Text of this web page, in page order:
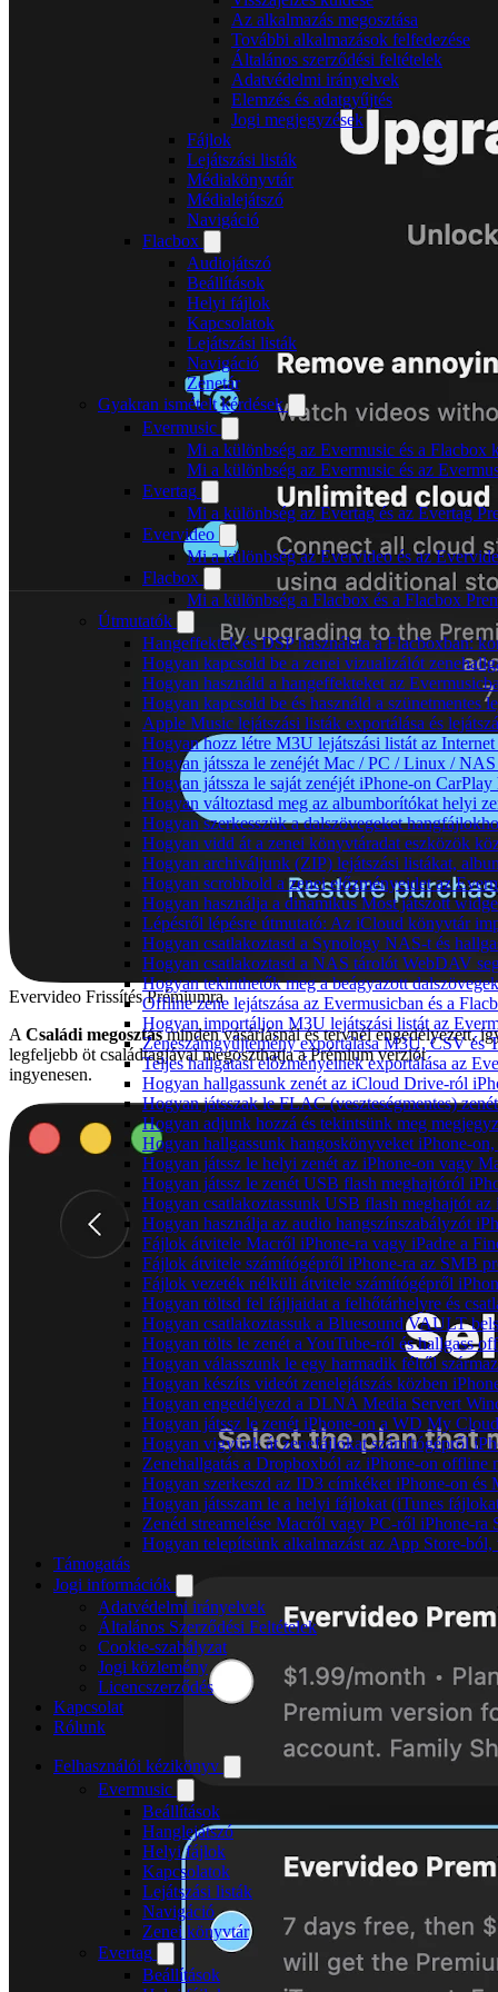
Az alkalmazás megosztása
További alkalmazások felfedezése
Általános szerződési feltételek
Adatvédelmi irányelvek
Elemzés és adatgyűjtés
Jogi megjegyzések
Fájlok
Lejátszási listák
Médiakönyvtár
Médialejátszó
Navigáció
Flacbox
Audiojátszó
Beállítások
Helyi fájlok
Kapcsolatok
Lejátszási listák
Navigáció
Zenetár
Gyakran ismételt kérdések
Evermusic
Mi a különbség az Evermusic és a Flacbox
Mi a különbség az Evermusic és az
Evertag
Mi a különbség az Evertag és az Evertag
Evervideo
Mi a különbség az Evervideo és az
Flacbox
Mi a különbség a Flacbox és a Flacbox
Útmutatók
Hangeffektek és DSP használata a Flacboxban:
Hogyan kapcsold be a zenei vizualizálót
Hogyan használd a hangeffekteket az
Hogyan kapcsold be és használd a szünetmentes
Apple Music lejátszási listák exportálása és
Hogyan hozz létre M3U lejátszási listát az
Hogyan játssza le zenéjét Mac / PC / Linux /
Hogyan játssza le saját zenéjét iPhone-on CarPlay
Hogyan változtasd meg az albumborítókat helyi
Hogyan szerkesszük a dalszövegeket
Hogyan vidd át a zenei könyvtáradat eszközök
Hogyan archiváljunk (ZIP) lejátszási listákat,
Hogyan scrobbold a zenei előzményeidet az
Hogyan használja a dinamikus Most játszott
Lépésről lépésre útmutató: Az iCloud könyvtár
Hogyan csatlakoztasd a Synology NAS-t és
Hogyan csatlakoztasd a NAS tárolót WebDAV
Hogyan tekinthetők meg a beágyazott
Offline zene lejátszása az Evermusicban és a
Hogyan importáljon M3U lejátszási listát az
Zeneszámgyűjtemény exportálása M3U, CSV és
Teljes hallgatási előzményeinek exportálása az
Hogyan hallgassunk zenét az iCloud Drive-ról
Hogyan játsszak le FLAC (veszteségmentes)
Hogyan adjunk hozzá és tekintsünk meg
Hogyan hallgassunk hangoskönyveket iPhone-
Hogyan játssz le helyi zenét az iPhone-on vagy
Hogyan játssz le zenét USB flash meghajtóról
Hogyan csatlakoztassunk USB flash meghajtót
Hogyan használja az audio hangszínszabályzót
Fájlok átvitele Macről iPhone-ra vagy iPadre a
Fájlok átvitele számítógépről iPhone-ra az SMB
Fájlok vezeték nélküli átvitele számítógépről
Hogyan töltsd fel fájljaidat a felhőtárhelyre és
Hogyan csatlakoztassuk a Bluesound VAULT
Hogyan tölts le zenét a YouTube-ról és hallgass
Hogyan válasszunk le egy harmadik féltől
Hogyan készíts videót zenelejátszás közben
Hogyan engedélyezd a DLNA Media Servert
Hogyan játssz le zenét iPhone-on a WD My
Hogyan vigyünk át zenefájlokat számítógépről
Zenehallgatás a Dropboxból az iPhone-on offline
Hogyan szerkeszd az ID3 címkéket iPhone-on és
Hogyan játsszam le a helyi fájlokat (iTunes
Zenéd streamelése Macről vagy PC-ről iPhone-ra
Hogyan telepítsünk alkalmazást az App Store-
Támogatás
Jogi információk
Adatvédelmi irányelvek
Általános Szerződési Feltételek
Cookie-szabályzat
Jogi közlemény
Licencszerződés
Kapcsolat
Rólunk
Felhasználói kézikönyv
Evermusic
Beállítások
Hanglejátszó
Helyi fájlok
Kapcsolatok
Lejátszási listák
Navigáció
Zenei könyvtár
Evertag
Beállítások
Evervideo Frissítés Prémiumra
A Családi megosztásminden vásárlásnál és tervnél engedélyezett,
legfeljebb öt családtagjával megoszthatja a Prémium verziót
ingyenesen.